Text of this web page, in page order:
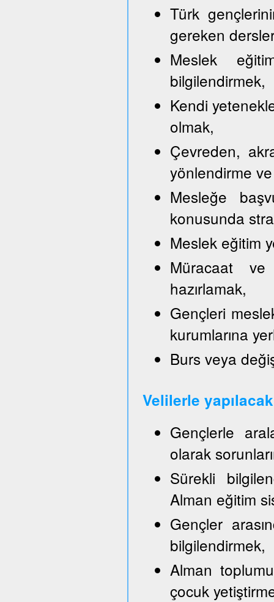
Türk
gereken
Meslek
bilgilendirmek,
Kendi
olmak,
Çevreden,
yönlendirme
Mesleğe
konusunda
Meslek eğitim
Müracaat ve
hazırlamak,
Gençleri
kurumlarına
Burs veya
Velilerle
Gençlerle
olarak
Sürekli
Alman eğitim
Gençler
bilgilendirmek,
Alman
çocuk